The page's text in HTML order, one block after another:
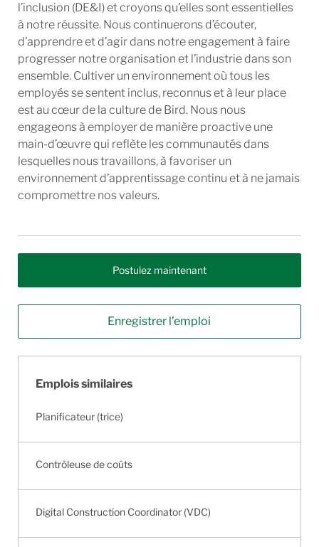
l’inclusion (DE&I) et croyons qu’elles sont essentielles
à notre réussite. Nous continuerons d’écouter,
d’apprendre et d’agir dans notre engagement à faire
progresser notre organisation et l’industrie dans son
ensemble. Cultiver un environnement où tous les
employés se sentent inclus, reconnus et à leur place
est au cœur de la culture de Bird. Nous nous
engageons à employer de manière proactive une
main-d’œuvre qui reflète les communautés dans
lesquelles nous travaillons, à favoriser un
environnement d’apprentissage continu et à ne jamais
compromettre nos valeurs.
Postulez maintenant
Enregistrer l’emploi
Emplois similaires
Planificateur (trice)
Contrôleuse de coûts
Digital Construction Coordinator (VDC)